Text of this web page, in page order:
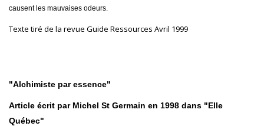
causent les mauvaises odeurs.
Texte tiré de la revue Guide Ressources Avril 1999
"Alchimiste par essence"
Article écrit par Michel St Germain en 1998 dans "Elle
Québec"